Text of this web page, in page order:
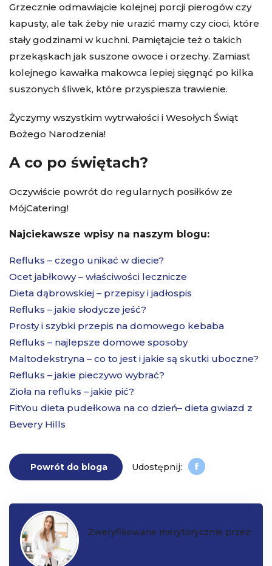
Grzecznie odmawiajcie kolejnej porcji pierogów czy
kapusty, ale tak żeby nie urazić mamy czy cioci, które
stały godzinami w kuchni. Pamiętajcie też o takich
przekąskach jak suszone owoce i orzechy. Zamiast
kolejnego kawałka makowca lepiej sięgnąć po kilka
suszonych śliwek, które przyspiesza trawienie.
Życzymy wszystkim wytrwałości i Wesołych Świąt
Bożego Narodzenia!
A co po świętach?
Oczywiście powrót do regularnych posiłków ze
MójCatering!
Najciekawsze wpisy na naszym blogu:
Refluks – czego unikać w diecie?
Ocet jabłkowy – właściwości lecznicze
Dieta dąbrowskiej – przepisy i jadłospis
Refluks – jakie słodycze jeść?
Prosty i szybki przepis na domowego kebaba
Refluks – najlepsze domowe sposoby
Maltodekstryna – co to jest i jakie są skutki uboczne?
Refluks – jakie pieczywo wybrać?
Zioła na refluks – jakie pić?
FitYou dieta pudełkowa na co dzień– dieta gwiazd z
Bevery Hills
Powrót do bloga
Zweryfikowane merytorycznie przez: